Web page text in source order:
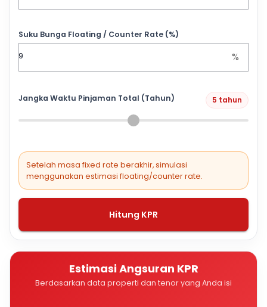
Suku Bunga Floating / Counter Rate (%)
%
Jangka Waktu Pinjaman Total (Tahun) 5 tahun
Setelah masa fixed rate berakhir, simulasi
menggunakan estimasi floating/counter rate.
Hitung KPR
Estimasi Angsuran KPR
Berdasarkan data properti dan tenor yang Anda isi